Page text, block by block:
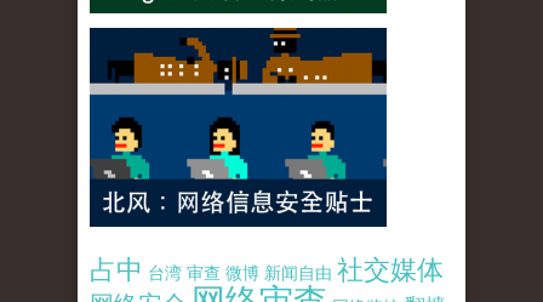
占中 台湾 审查 微博 新闻自由 社交媒体